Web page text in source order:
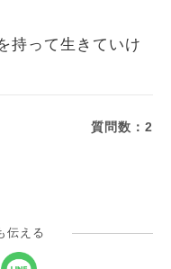
持って生きていけ
質問数：2
伝える